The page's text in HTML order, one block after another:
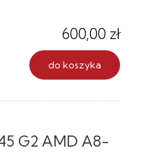
600,00 zł
do koszyka
G2 AMD A8-